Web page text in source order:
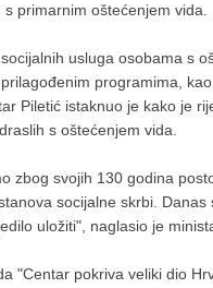
primarnim oštećenjem vida.
usluga osobama s
programima,
Piletić istaknuo je kako je
s oštećenjem vida.
zbog svojih 130 godina
socijalne skrbi.
uložiti", naglasio je
"Centar pokriva veliki dio